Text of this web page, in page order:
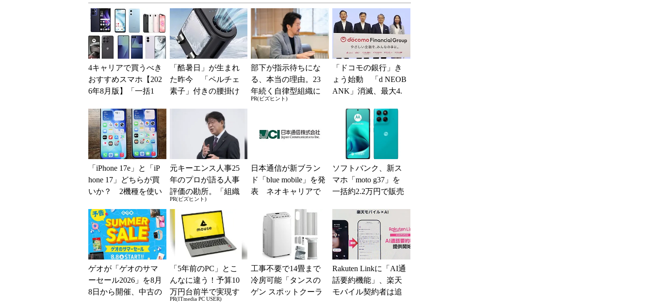
4キャリアで買うべき
おすすめスマホ【202
6年8月版】「一括1
得なiPhone／...
「酷暑日」が生まれ
た昨今 「ペルチェ
素子」付きの腰掛け
部下が指示待ちにな
る、本当の理由。23
年続く自律型組織に
共通する「3つの要
PR(ビズヒント)
「ドコモの銀行」き
ょう始動 「d NEOB
ANK」消滅、最大4.
「iPhone 17e」と「iP
hone 17」どちらが買
いか？ 2機種を使い
ッ...
元キーエンス人事25
年のプロが語る人事
評価の勘所。「組織
を腐らせるNG評価」
とは？
PR(ビズヒント)
日本通信が新ブラン
ド「blue mobile」を発
表 ネオキャリアで
ソフトバンク、新ス
マホ「moto g37」を
一括約2.2万円で販売
ゲオが「ゲオのサマ
ーセール2026」を8月
8日から開催、中古の
「5年前のPC」とこ
んなに違う！予算10
万円台前半で実現す
る快適PCライフ
PR(ITmedia PC USER)
工事不要で14畳まで
冷房可能「タンスの
ゲン スポットクーラ
Rakuten Linkに「AI通
話要約機能」、楽天
モバイル契約者は追